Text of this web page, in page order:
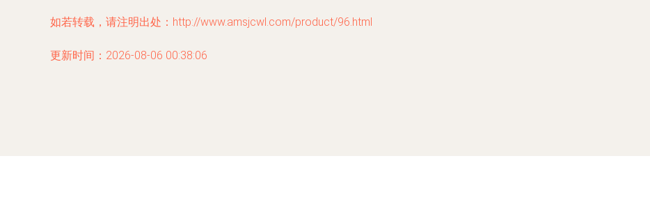
如若转载，请注明出处：http://www.amsjcwl.com/product/96.html
更新时间：2026-08-06 00:38:06